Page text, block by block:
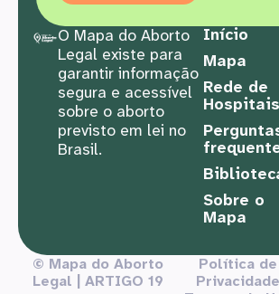
O Mapa do Aborto
Legal existe para
garantir informação
segura e acessível
sobre o aborto
previsto em lei no
Brasil.
Início
Mapa
Rede de
Hospitais
Sobre o
Mapa
© Mapa do Aborto
Legal | ARTIGO 19
Política de
Privacidade